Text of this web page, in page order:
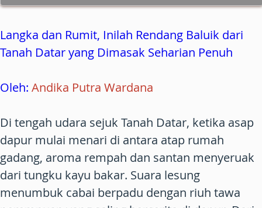
Langka dan Rumit, Inilah Rendang Baluik dari
Tanah Datar yang Dimasak Seharian Penuh
Oleh: Andika Putra Wardana
Di tengah udara sejuk Tanah Datar, ketika asap
dapur mulai menari di antara atap rumah
gadang, aroma rempah dan santan menyeruak
dari tungku kayu bakar. Suara lesung
menumbuk cabai berpadu dengan riuh tawa